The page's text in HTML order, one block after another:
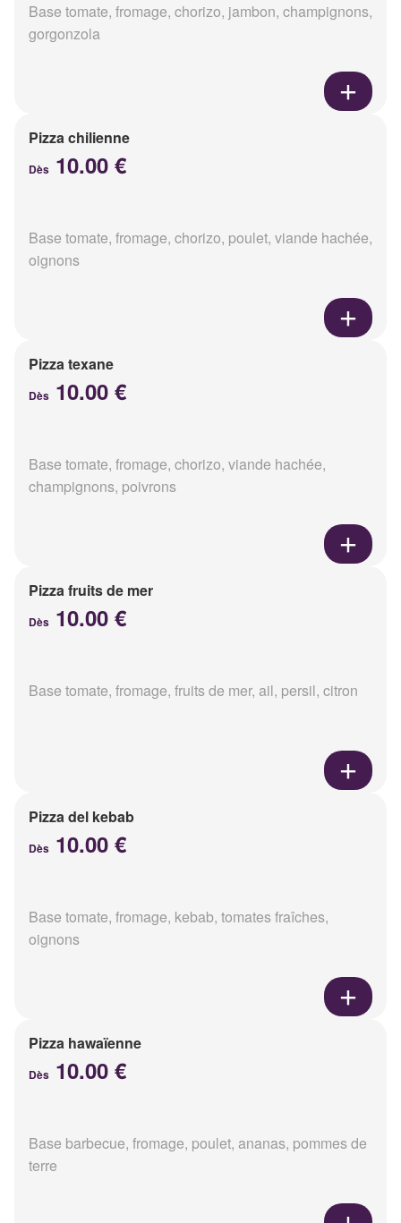
Base tomate, fromage, chorizo, jambon, champignons,
gorgonzola
Pizza chilienne
Dès 10.00 €
Base tomate, fromage, chorizo, poulet, viande hachée,
oignons
Pizza texane
Dès 10.00 €
Base tomate, fromage, chorizo, viande hachée,
champignons, poivrons
Pizza fruits de mer
Dès 10.00 €
Base tomate, fromage, fruits de mer, ail, persil, citron
Pizza del kebab
Dès 10.00 €
Base tomate, fromage, kebab, tomates fraîches,
oignons
Pizza hawaïenne
Dès 10.00 €
Base barbecue, fromage, poulet, ananas, pommes de
terre